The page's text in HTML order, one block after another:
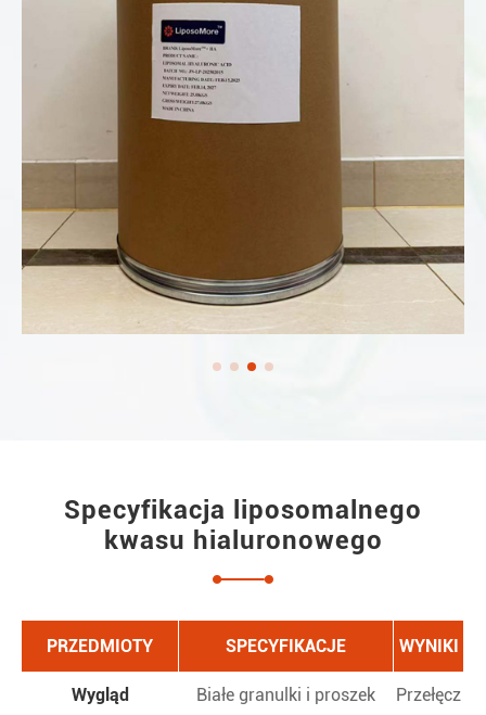
Specyfikacja liposomalnego
kwasu hialuronowego
PRZEDMIOTY SPECYFIKACJE WYNIKI
Wygląd Białe granulki i proszek Przełęcz